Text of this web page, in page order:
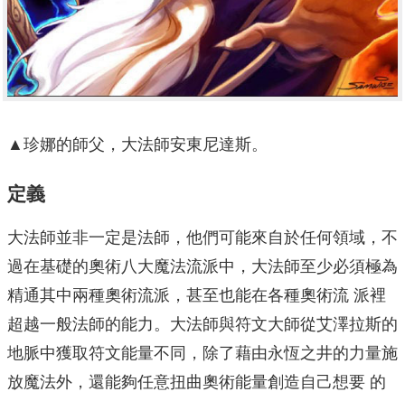
▲珍娜的師父，大法師安東尼達斯。
定義
大法師並非一定是法師，他們可能來自於任何領域，不
過在基礎的奧術八大魔法流派中，大法師至少必須極為
精通其中兩種奧術流派，甚至也能在各種奧術流 派裡
超越一般法師的能力。大法師與符文大師從艾澤拉斯的
地脈中獲取符文能量不同，除了藉由永恆之井的力量施
放魔法外，還能夠任意扭曲奧術能量創造自己想要 的